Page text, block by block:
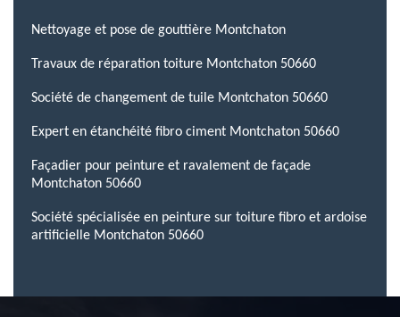
Nettoyage et pose de gouttière Montchaton
Travaux de réparation toiture Montchaton 50660
Société de changement de tuile Montchaton 50660
Expert en étanchéité fibro ciment Montchaton 50660
Façadier pour peinture et ravalement de façade
Montchaton 50660
Société spécialisée en peinture sur toiture fibro et ardoise
artificielle Montchaton 50660